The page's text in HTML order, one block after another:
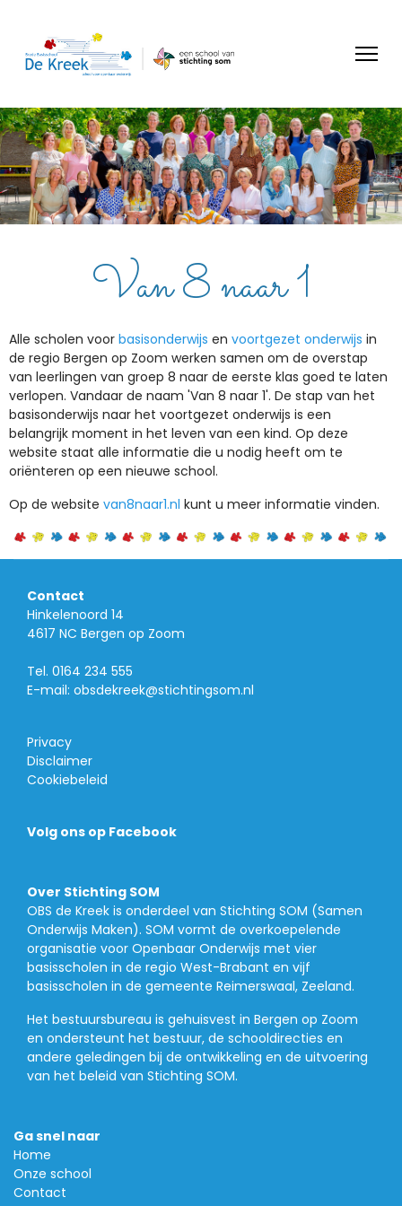
Van 8 naar 1
Alle scholen voor basisonderwijs en voortgezet onderwijs in
de regio Bergen op Zoom werken samen om de overstap
van leerlingen van groep 8 naar de eerste klas goed te laten
verlopen. Vandaar de naam 'Van 8 naar 1'. De stap van het
basisonderwijs naar het voortgezet onderwijs is een
belangrijk moment in het leven van een kind. Op deze
website staat alle informatie die u nodig heeft om te
oriënteren op een nieuwe school.
Op de website van8naar1.nl kunt u meer informatie vinden.
Contact
Hinkelenoord 14
4617 NC Bergen op Zoom
Tel. 0164 234 555
E-mail: obsdekreek@stichtingsom.nl
Privacy
Disclaimer
Cookiebeleid
Volg ons op Facebook
Over Stichting SOM
OBS de Kreek is onderdeel van Stichting SOM (Samen
Onderwijs Maken). SOM vormt de overkoepelende
organisatie voor Openbaar Onderwijs met vier
basisscholen in de regio West-Brabant en vijf
basisscholen in de gemeente Reimerswaal, Zeeland.
Het bestuursbureau is gehuisvest in Bergen op Zoom
en ondersteunt het bestuur, de schooldirecties en
andere geledingen bij de ontwikkeling en de uitvoering
van het beleid van Stichting SOM.
Ga snel naar
Home
Onze school
Contact